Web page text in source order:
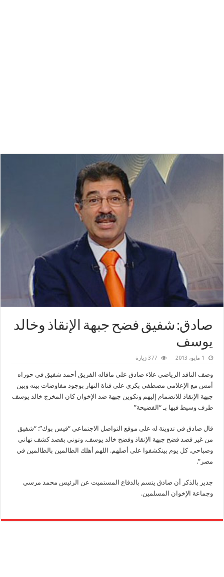
صادق: شفيق فضح جبهة الإنقاذ وخالد
يوسف
1 مايو، 2013 377 زيارة
وصف الناقد الرياضي علاء صادق على ماقاله الفريق أحمد شفيق في حوراه
أمس مع الإعلامي مصطفى بكري على قناة النهار بوجود مفاوضات بينه وبين
جبهة الإنقاذ للانضمام إليهم وتكوين جبهة ضد الإخوان كان المخرج خالد يوسف
طرف وسيط فيها بـ “الفضيحة”
قال صادق في تدوينة له على موقع التواصل الاجتماعي “فيس بوك”: “شفيق
من غير قصد فضح جبهة الإنقاذ وفضح خالد يوسف. وتوني بقصد كشف تهاني
وصباحي. كل يوم بينكشفوا على أصلهم. اللهم أهلك الظالمين بالظالمين في
مصر”.
جدير بالذكر أن صادق يتسم بالدفاع المستميت عن الرئيس محمد مرسي
وجماعة الإخوان المسلمين.